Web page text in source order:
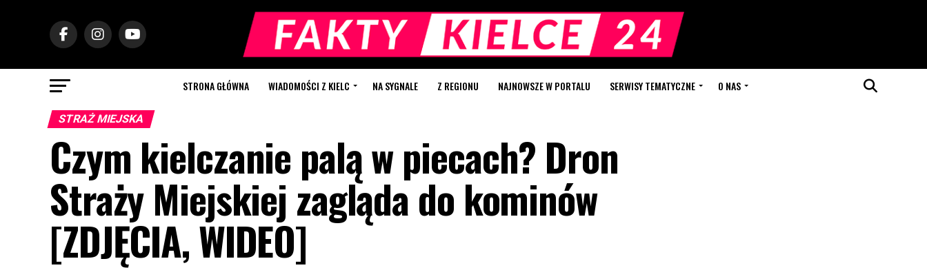
STRONA GŁÓWNA WIADOMOŚCI Z KIELC NA SYGNALE Z REGIONU NAJNOWSZE W PORTALU SERWISY TEMATYCZNE O NAS
STRAŻ MIEJSKA
Czym kielczanie palą w piecach? Dron
Straży Miejskiej zagląda do kominów
[ZDJĘCIA, WIDEO]